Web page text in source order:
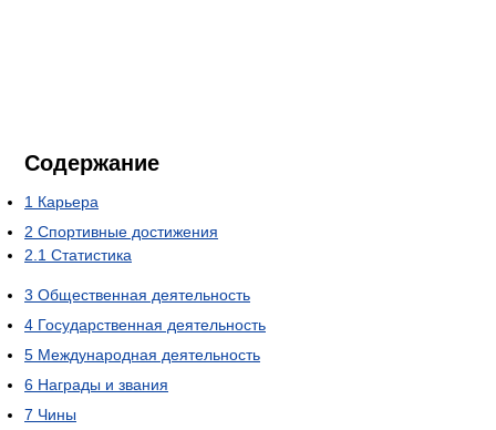
Содержание
1 Карьера
2 Спортивные достижения
2.1 Статистика
3 Общественная деятельность
4 Государственная деятельность
5 Международная деятельность
6 Награды и звания
7 Чины